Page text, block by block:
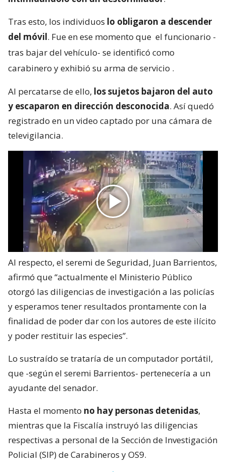
Tras esto, los individuos lo obligaron a descender
del móvil. Fue en ese momento que el funcionario -
tras bajar del vehículo- se identificó como
carabinero y exhibió su arma de servicio .
Al percatarse de ello, los sujetos bajaron del auto
y escaparon en dirección desconocida. Así quedó
registrado en un video captado por una cámara de
televigilancia.
Al respecto, el seremi de Seguridad, Juan Barrientos,
afirmó que “actualmente el Ministerio Público
otorgó las diligencias de investigación a las policías
y esperamos tener resultados prontamente con la
finalidad de poder dar con los autores de este ilícito
y poder restituir las especies”.
Lo sustraído se trataría de un computador portátil,
que -según el seremi Barrientos- pertenecería a un
ayudante del senador.
Hasta el momento no hay personas detenidas,
mientras que la Fiscalía instruyó las diligencias
respectivas a personal de la Sección de Investigación
Policial (SIP) de Carabineros y OS9.